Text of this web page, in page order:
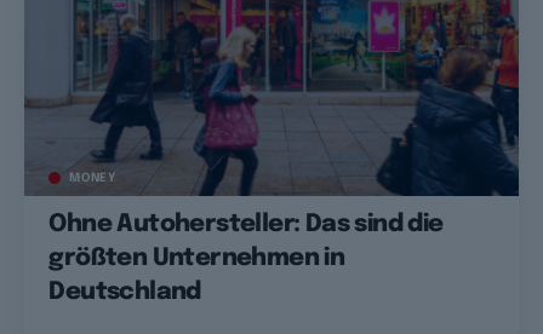
MONEY
Ohne Autohersteller: Das sind die
größten Unternehmen in
Deutschland